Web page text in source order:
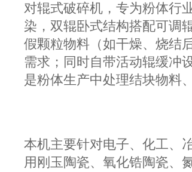
对辊式破碎机，专为粉体行
染，双辊卧式结构搭配可调
假颗粒物料（如干燥、烧结
需求；同时自带活动辊缓冲
是粉体生产中处理结块物料
本机主要针对电子、化工、
用刚玉陶瓷、氧化锆陶瓷、